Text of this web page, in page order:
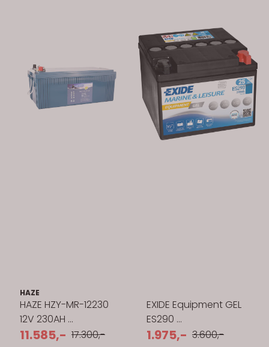
HAZE
HAZE HZY-MR-12230
12V 230AH ...
11.585,- 17.300,-
EXIDE Equipment GEL
ES290 ...
1.975,- 3.600,-